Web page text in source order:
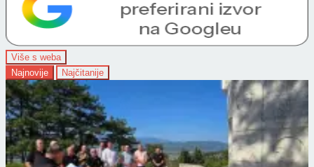
Više s weba
Najnovije
Najčitanije